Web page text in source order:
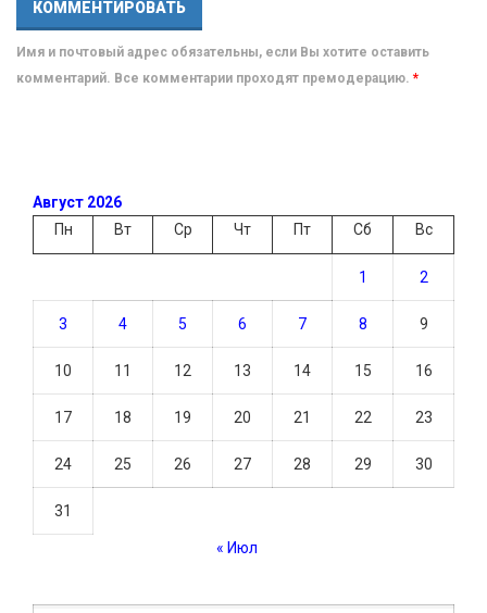
Имя и почтовый адрес обязательны, если Вы хотите оставить
комментарий. Все комментарии проходят премодерацию. *
Август 2026
Пн
Вт Ср Чт Пт Сб Вс
1 2
3 4 5 6 7 8 9
10 11 12 13 14 15 16
17 18 19 20 21 22 23
24 25 26 27 28 29 30
31
« Июл